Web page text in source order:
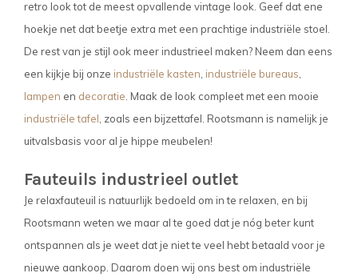
retro look tot de meest opvallende vintage look. Geef dat ene
hoekje net dat beetje extra met een prachtige industriële stoel.
De rest van je stijl ook meer industrieel maken? Neem dan eens
een kijkje bij onze industriële kasten industriële bureaus
lampen en decoratie . Maak de look compleet met een mooie
industriële tafel , zoals een bijzettafel. Rootsmann is namelijk je
uitvalsbasis voor al je hippe meubelen!
Fauteuils industrieel outlet
Je relaxfauteuil is natuurlijk bedoeld om in te relaxen, en bij
Rootsmann weten we maar al te goed dat je nóg beter kunt
ontspannen als je weet dat je niet te veel hebt betaald voor je
nieuwe aankoop. Daarom doen wij ons best om industriële